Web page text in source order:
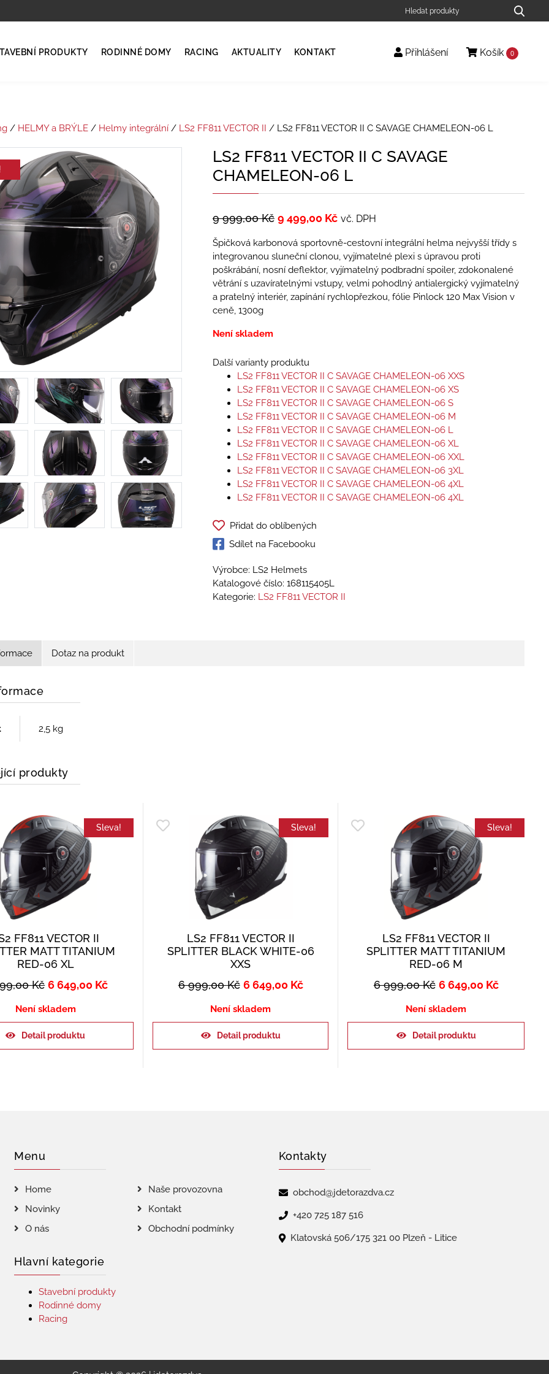
PRODUKTY RODINNÉ DOMY RACING AKTUALITY KONTAKT Přihlášení Košík 0
/ HELMY a BRÝLE/ Helmy integrální/ LS2 FF811 VECTOR II / LS2 FF811 VECTOR II C SAVAGE CHAMELEON-06 L
LS2 FF811 VECTOR II C SAVAGE
CHAMELEON-06 L
9 999,00Kč 9 499,00 Kč vč. DPH
Špičková karbonová sportovně-cestovní integrální helma nejvyšší třídy s
integrovanou sluneční clonou, vyjímatelné plexi s úpravou proti
poškrábání, nosní deflektor, vyjímatelný podbradní spoiler, zdokonalené
větrání s uzavíratelnými vstupy, velmi pohodlný antialergický vyjímatelný
a pratelný interiér, zapínání rychlopřezkou, fólie Pinlock 120 Max Vision v
ceně, 1300g
Není skladem
Další varianty produktu
LS2 FF811 VECTOR II C SAVAGE CHAMELEON-06 XXS
LS2 FF811 VECTOR II C SAVAGE CHAMELEON-06 XS
LS2 FF811 VECTOR II C SAVAGE CHAMELEON-06 S
LS2 FF811 VECTOR II C SAVAGE CHAMELEON-06 M
LS2 FF811 VECTOR II C SAVAGE CHAMELEON-06 L
LS2 FF811 VECTOR II C SAVAGE CHAMELEON-06 XL
LS2 FF811 VECTOR II C SAVAGE CHAMELEON-06 XXL
LS2 FF811 VECTOR II C SAVAGE CHAMELEON-06 3XL
LS2 FF811 VECTOR II C SAVAGE CHAMELEON-06 4XL
LS2 FF811 VECTOR II C SAVAGE CHAMELEON-06 4XL
Přidat do oblíbených
Sdílet na Facebooku
Výrobce: LS2 Helmets
Katalogové číslo: 168115405L
Kategorie: LS2 FF811 VECTOR II
Dotaz na produkt
2,5 kg
produkty
Sleva!
FF811 VECTOR II
MATT TITANIUM
RED-06 XL
Kč 6 649,00 Kč
Není skladem
Detail produktu
Sleva!
LS2 FF811 VECTOR II
SPLITTER BLACK WHITE-06
XXS
6 999,00Kč 6 649,00 Kč
Není skladem
Detail produktu
Sleva!
LS2 FF811 VECTOR II
SPLITTER MATT TITANIUM
RED-06 M
6 999,00Kč 6 649,00 Kč
Není skladem
Detail produktu
Menu
Home
Naše provozovna
Novinky
Kontakt
O nás
Obchodní podmínky
Hlavní kategorie
Stavební produkty
Rodinné domy
Racing
Kontakty
obchod@jdetorazdva.cz
+420 725 187 516
Klatovská 506/175 321 00 Plzeň - Litice